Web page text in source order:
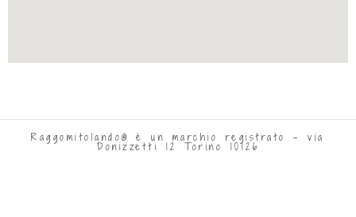
Raggomitolando® è un marchio registrato - via
Donizzetti 12 Torino 10126